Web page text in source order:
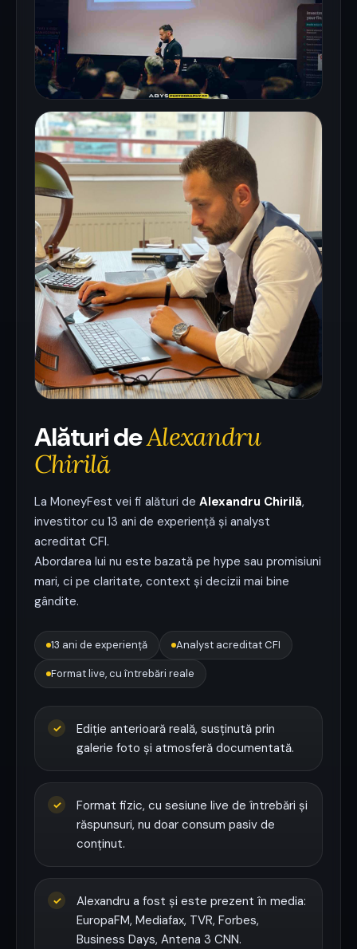
Alături deAlexandru
Chirilă
La MoneyFest vei fi alături de Alexandru Chirilă,
investitor cu 13 ani de experiență și analyst
acreditat CFI.
Abordarea lui nu este bazată pe hype sau promisiuni
mari, ci pe claritate, context și decizii mai bine
gândite.
13 ani de experiență Analyst acreditat CFI
Format live, cu întrebări reale
✓
Ediție anterioară reală, susținută prin
galerie foto și atmosferă documentată.
✓
Format fizic, cu sesiune live de întrebări și
răspunsuri, nu doar consum pasiv de
conținut.
✓
Alexandru a fost și este prezent în media:
EuropaFM, Mediafax, TVR, Forbes,
Business Days, Antena 3 CNN.